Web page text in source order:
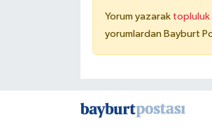
Yorum yazarak topluluk
yorumlardan Bayburt